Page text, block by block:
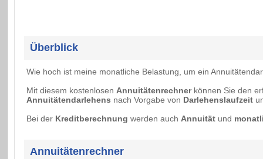
Überblick
Wie hoch ist meine monatliche Belastung, um ein
Mit diesem kostenlosen Annuitätenrechnerkönnen Sie den
Annuitätendarlehens nach Vorgabe von Darlehenslaufzeit
Bei der Kreditberechnung werden auch Annuität und
Annuitätenrechner